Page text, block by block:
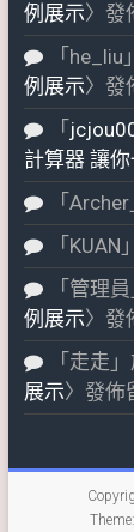
例展示〉發
「 he_liu
例展示〉發
「
計算器 讓你
「 Archer
「 KUAN
「 管理員
例展示〉發
「 走走
展示〉發佈
Theme: